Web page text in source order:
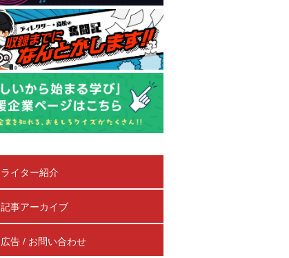
ライター紹介
記事アーカイブ
広告 / お問い合わせ